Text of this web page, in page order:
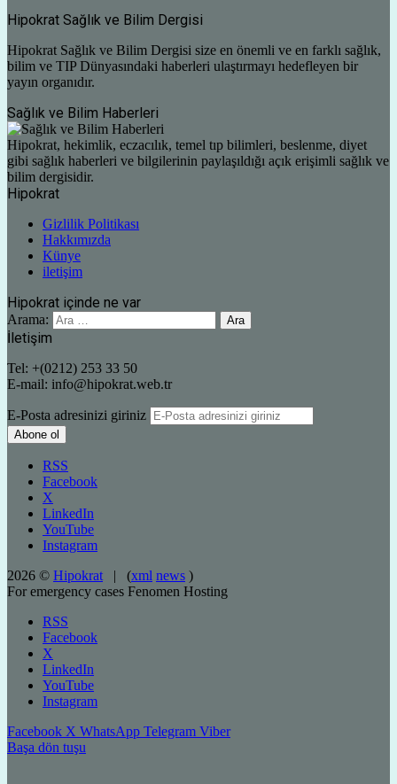
Hipokrat Sağlık ve Bilim Dergisi
Hipokrat Sağlık ve Bilim Dergisi size en önemli ve en farklı sağlık,
bilim ve TIP Dünyasındaki haberleri ulaştırmayı hedefleyen bir
yayın organıdır.
Sağlık ve Bilim Haberleri
Hipokrat, hekimlik, eczacılık, temel tıp bilimleri, beslenme, diyet
gibi sağlık haberleri ve bilgilerinin paylaşıldığı açık erişimli sağlık ve
bilim dergisidir.
Hipokrat
Gizlilik Politikası
Hakkımızda
Künye
iletişim
Hipokrat içinde ne var
Arama:
İletişim
Tel: +(0212) 253 33 50
E-mail: info@hipokrat.web.tr
E-Posta adresinizi giriniz
RSS
Facebook
X
LinkedIn
YouTube
Instagram
2026 © Hipokrat | (xml news )
For emergency cases Fenomen Hosting
RSS
Facebook
X
LinkedIn
YouTube
Instagram
Facebook X WhatsApp Telegram Viber
Başa dön tuşu